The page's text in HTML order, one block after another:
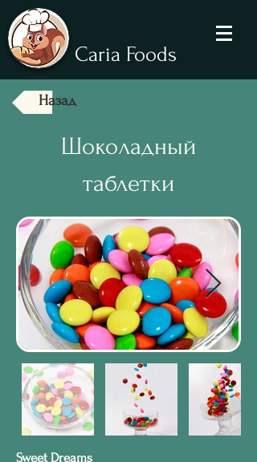
Caria Foods
Назад
Шоколадный
таблетки
Sweet Dreams